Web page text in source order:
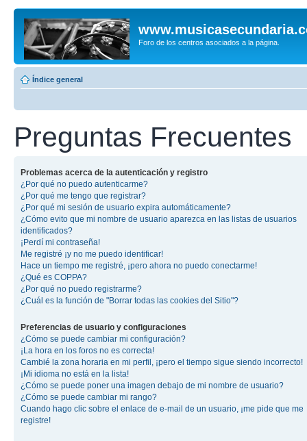
Foro de los centros asociados a la página.
Índice general
Preguntas Frecuentes
Problemas acerca de la autenticación y registro
¿Por qué no puedo autenticarme?
¿Por qué me tengo que registrar?
¿Por qué mi sesión de usuario expira automáticamente?
¿Cómo evito que mi nombre de usuario aparezca en las listas de usuarios
identificados?
¡Perdí mi contraseña!
Me registré ¡y no me puedo identificar!
Hace un tiempo me registré, ¡pero ahora no puedo conectarme!
¿Qué es COPPA?
¿Por qué no puedo registrarme?
¿Cuál es la función de "Borrar todas las cookies del Sitio"?
Preferencias de usuario y configuraciones
¿Cómo se puede cambiar mi configuración?
¡La hora en los foros no es correcta!
Cambié la zona horaria en mi perfil, ¡pero el tiempo sigue siendo incorrecto!
¡Mi idioma no está en la lista!
¿Cómo se puede poner una imagen debajo de mi nombre de usuario?
¿Cómo se puede cambiar mi rango?
Cuando hago clic sobre el enlace de e-mail de un usuario, ¡me pide que me
registre!